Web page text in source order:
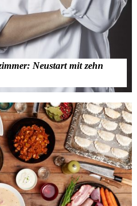
Neustart mit zehn